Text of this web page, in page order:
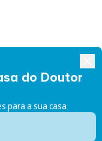
do Doutor
para a sua casa